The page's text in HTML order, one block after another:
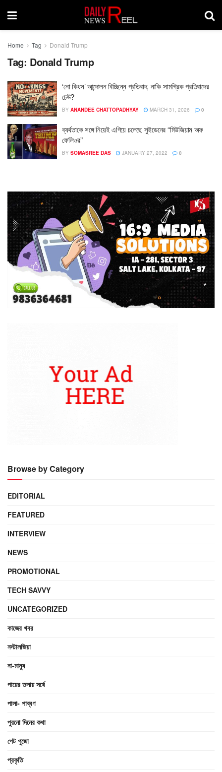
Home Tag Donald Trump
Tag: Donald Trump
‘নো কিংস’ আন্দোলন বিচ্ছিন্ন প্রতিবাদ, নাকি সামগ্রিক প্রতিবাদের
ঢেউ?
BY ANANDEE CHATTOPADHYAY MARCH 31, 2026 0
ব্যর্থতাকে সঙ্গে নিয়েই এগিয়ে চলেছে সুইডেনের “মিউজিয়াম অফ
ফেলিওর”
BY SOMASREE DAS JANUARY 27, 2022 0
Browse by Category
EDITORIAL
FEATURED
INTERVIEW
NEWS
PROMOTIONAL
TECH SAVVY
UNCATEGORIZED
কাজের খবর
নস্টালজিয়া
না-মানুষ
পায়ের তলায় সর্ষে
পালা- পাব্বণ
পুরনো দিনের কথা
পেট পুজো
প্রকৃতি